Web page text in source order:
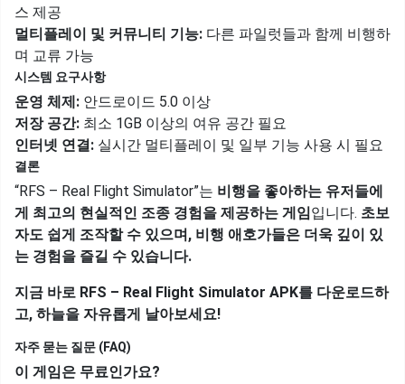
스 제공
멀티플레이 및 커뮤니티 기능: 다른 파일럿들과 함께 비행하
며 교류 가능
시스템 요구사항
운영 체제: 안드로이드 5.0 이상
저장 공간: 최소 1GB 이상의 여유 공간 필요
인터넷 연결: 실시간 멀티플레이 및 일부 기능 사용 시 필요
결론
“RFS – Real Flight Simulator”는 비행을 좋아하는 유저들에
게 최고의 현실적인 조종 경험을 제공하는 게임입니다. 초보
자도 쉽게 조작할 수 있으며, 비행 애호가들은 더욱 깊이 있
는 경험을 즐길 수 있습니다.
지금 바로 RFS – Real Flight Simulator APK를 다운로드하
고, 하늘을 자유롭게 날아보세요!
자주 묻는 질문 (FAQ)
이 게임은 무료인가요?